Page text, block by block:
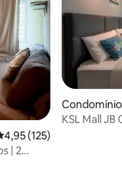
de uma avaliação
4,95 (125)
| 2
KSL Mall JB